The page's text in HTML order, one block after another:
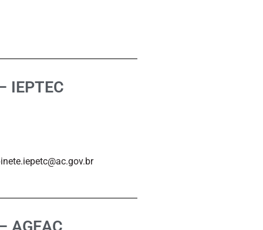
IEPTEC